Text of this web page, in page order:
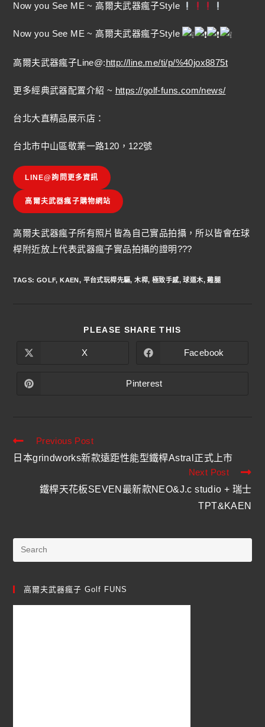
Now you See ME ~ 高爾夫武器瘋子Style
Now you See ME ~ 高爾夫武器瘋子Style
高爾夫武器瘋子Line@:http://line.me/ti/p/%40jox8875t
更多經典武器配置介紹 ~ https://golf-funs.com/news/
台北大直精品展示店：
台北市中山區敬業一路120，122號
LINE@詢問更多資訊
高爾夫武器瘋子購物網站
高爾夫武器瘋子所有照片皆為自己實品拍攝，所以皆會在球
桿附近放上代表武器瘋子實品拍攝的證明???
TAGS: GOLF, KAEN, 平台式玩桿先驅, 木桿, 極致手感, 球道木, 雞腿
PLEASE SHARE THIS
X Facebook
Pinterest
Previous Post
日本grindworks新款遠距性能型鐵桿Astral正式上市
Next Post
鐵桿天花板SEVEN最新款NEO&J.c studio + 瑞士
TPT&KAEN
高爾夫武器瘋子 Golf FUNS